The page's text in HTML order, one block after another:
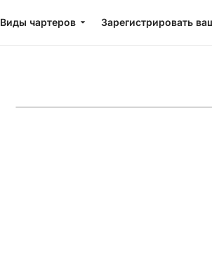
Виды чартеров Зарегистрировать